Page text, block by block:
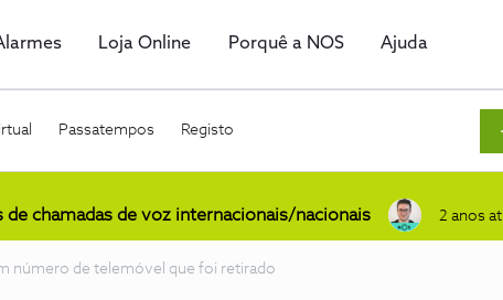
Loja Online Porquê a NOS Ajuda
Passatempos Registo
de chamadas de voz internacionais/nacionais 2 anos
número de telemóvel que foi retirado